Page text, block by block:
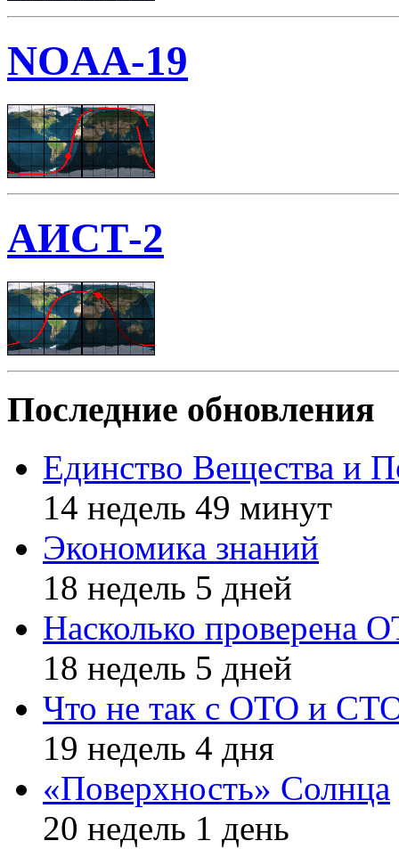
NOAA-19
АИСТ-2
Последние обновления
Единство Вещества и
14 недель 49 минут
Экономика знаний
18 недель 5 дней
Насколько проверена
18 недель 5 дней
Что не так с ОТО и
19 недель 4 дня
«Поверхность» Солнца
20 недель 1 день